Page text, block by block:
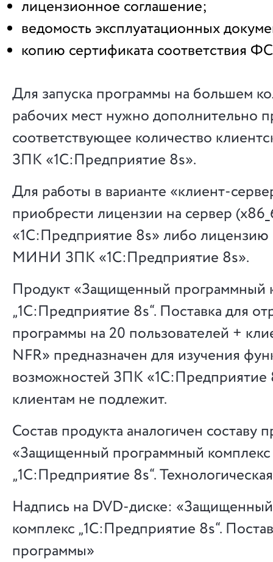
лицензионное соглашение;
ведомость эксплуатационных
копию сертификата соответствия
Для запуска программы на большем
рабочих мест нужно дополнительно
соответствующее количество
ЗПК «1С:Предприятие 8s».
Для работы в варианте «клиент-
приобрести лицензии на сервер
«1С:Предприятие 8s» либо лицензию
МИНИ ЗПК «1С:Предприятие 8s».
Продукт «Защищенный программный
„1С:Предприятие 8s“. Поставка для
программы на 20 пользователей +
NFR» предназначен для изучения
возможностей ЗПК «1С:Предприятие
клиентам не подлежит.
Состав продукта аналогичен составу
«Защищенный программный комплекс
„1С:Предприятие 8s“.
Надпись на DVD-диске:
комплекс „1С:Предприятие 8s“.
программы»